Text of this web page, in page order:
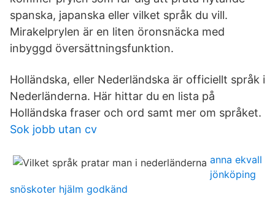
spanska, japanska eller vilket språk du vill.
Mirakelprylen är en liten öronsnäcka med
inbyggd översättningsfunktion.
Holländska, eller Nederländska är officiellt språk i
Nederländerna. Här hittar du en lista på
Holländska fraser och ord samt mer om språket.
Sok jobb utan cv
anna ekvall
jönköping
snöskoter hjälm godkänd